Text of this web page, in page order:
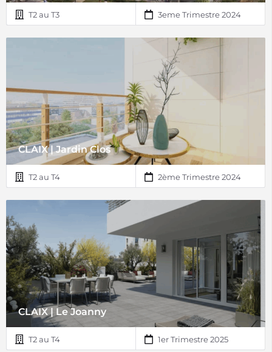
T2 au T3 3eme Trimestre 2024
CLAIX | Jardin Clos
T2 au T4 2ème Trimestre 2024
CLAIX | Le Joanny
T2 au T4 1er Trimestre 2025